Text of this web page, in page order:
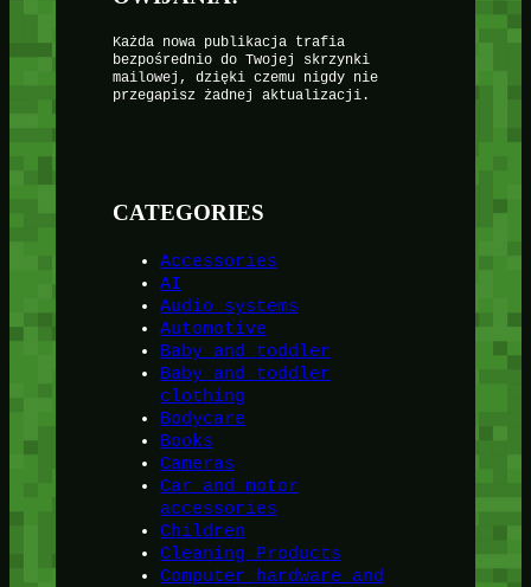
Każda nowa publikacja trafia
bezpośrednio do Twojej skrzynki
mailowej, dzięki czemu nigdy nie
przegapisz żadnej aktualizacji.
CATEGORIES
Accessories
AI
Audio systems
Automotive
Baby and toddler
Baby and toddler
clothing
Bodycare
Books
Cameras
Car and motor
accessories
Children
Cleaning Products
Computer hardware and